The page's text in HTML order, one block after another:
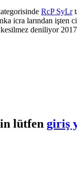
RcP SyLr
icra larından
kesilmez deniliyor
lütfen giriş